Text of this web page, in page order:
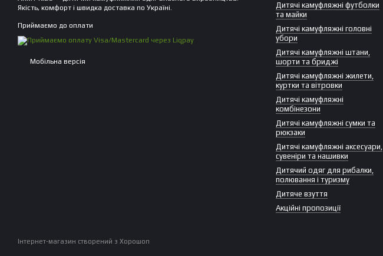
Якість, комфорт і швидка доставка по Україні.
Приймаємо до оплати
Мобільна версія
Інтернет-магазин створений з Хорошоп
Дитячі камуфляжні футболки
та майки
Дитячі камуфляжні головні
убори
Дитячі камуфляжні штани,
шорти та бриджі
Дитячі камуфляжні жилети,
куртки та вітровки
Дитячі камуфляжні
комбінезони
Дитячі камуфляжні сумки та
рюкзаки
Дитячі камуфляжні аксесуари,
сувеніри та нашивки
Дитячий одяг для рибалки,
полювання і туризму
Дитяче взуття
Акційні пропозиції